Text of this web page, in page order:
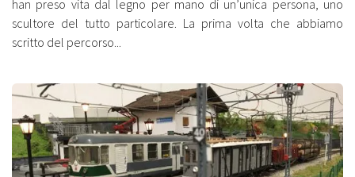
han preso vita dal legno per mano di un’unica persona, uno
scultore del tutto particolare. La prima volta che abbiamo
scritto del percorso...